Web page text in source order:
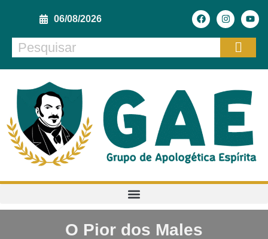
06/08/2026
O Pior dos Males